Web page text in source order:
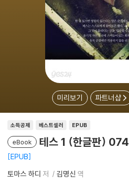
미리보기 파트너샵
소득공제 베스트셀러 EPUB
eBook 테스 1 (한글판) 074
EPUB
토마스 하디 저 김명신 역